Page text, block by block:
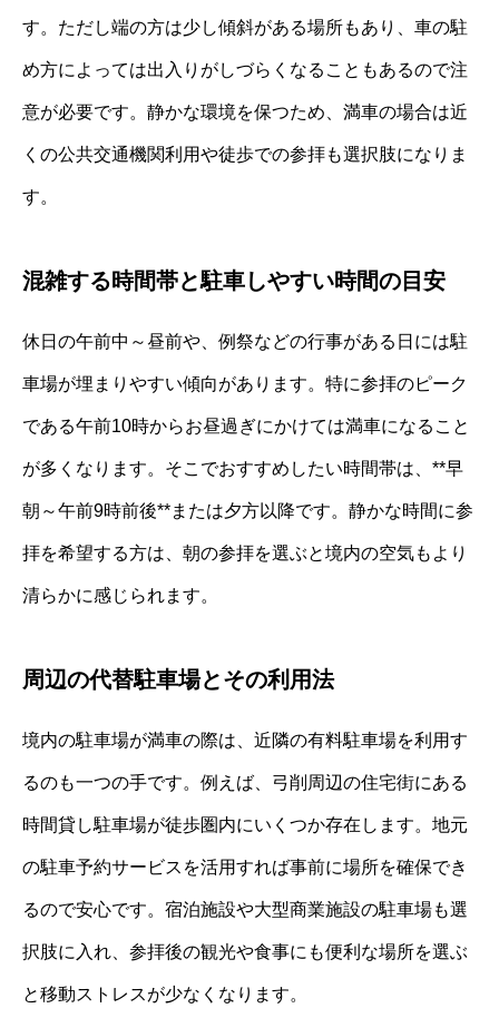
す。ただし端の方は少し傾斜がある場所もあり、車の駐
め方によっては出入りがしづらくなることもあるので注
意が必要です。静かな環境を保つため、満車の場合は近
くの公共交通機関利用や徒歩での参拝も選択肢になりま
す。
混雑する時間帯と駐車しやすい時間の目安
休日の午前中～昼前や、例祭などの行事がある日には駐
車場が埋まりやすい傾向があります。特に参拝のピーク
である午前10時からお昼過ぎにかけては満車になること
が多くなります。そこでおすすめしたい時間帯は、**早
朝～午前9時前後**または夕方以降です。静かな時間に参
拝を希望する方は、朝の参拝を選ぶと境内の空気もより
清らかに感じられます。
周辺の代替駐車場とその利用法
境内の駐車場が満車の際は、近隣の有料駐車場を利用す
るのも一つの手です。例えば、弓削周辺の住宅街にある
時間貸し駐車場が徒歩圏内にいくつか存在します。地元
の駐車予約サービスを活用すれば事前に場所を確保でき
るので安心です。宿泊施設や大型商業施設の駐車場も選
択肢に入れ、参拝後の観光や食事にも便利な場所を選ぶ
と移動ストレスが少なくなります。